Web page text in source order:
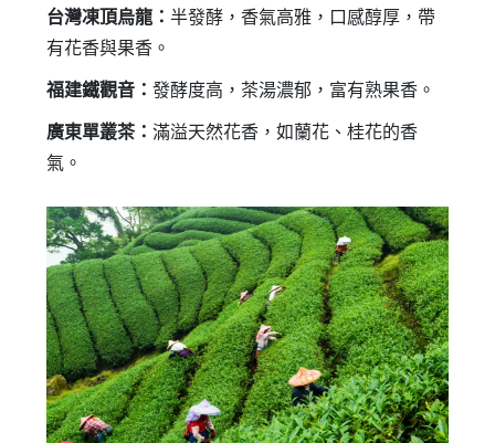
台灣凍頂烏龍： 半發酵，香氣高雅，口感醇厚，帶
有花香與果香。
福建鐵觀音： 發酵度高，茶湯濃郁，富有熟果香。
廣東單叢茶： 滿溢天然花香，如蘭花、桂花的香
氣。